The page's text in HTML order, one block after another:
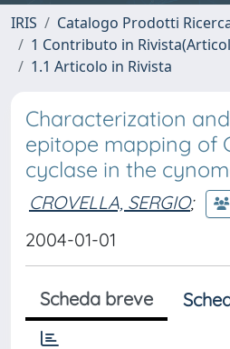
IRIS
Catalogo Prodotti
1 Contributo in
1.1 Articolo in Rivista
Characterization
epitope mapping of
cyclase in the
CROVELLA, SERGIO;
2004-01-01
Scheda breve